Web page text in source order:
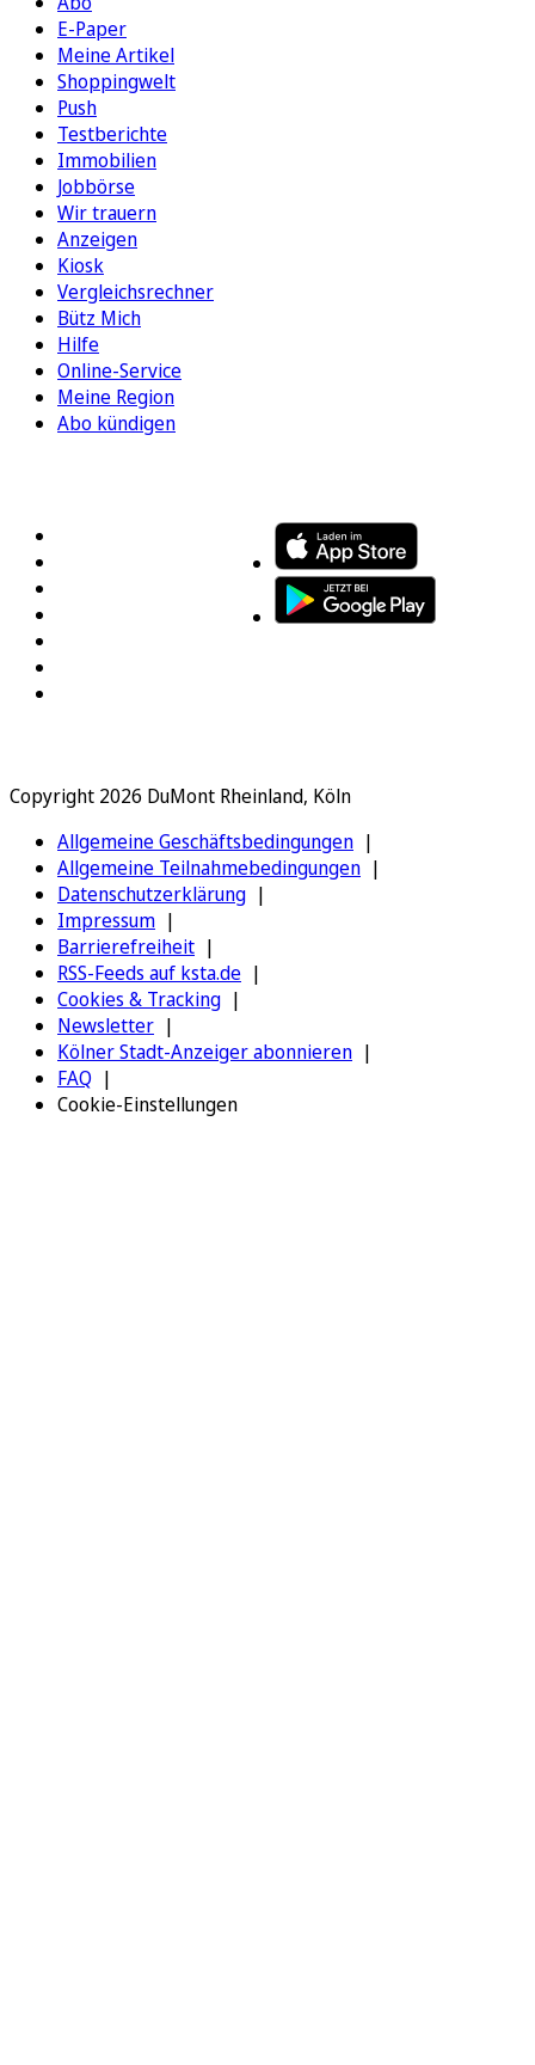
E-Paper
Meine Artikel
Shoppingwelt
Push
Testberichte
Immobilien
Jobbörse
Wir trauern
Anzeigen
Kiosk
Vergleichsrechner
Bütz Mich
Hilfe
Online-Service
Meine Region
Abo kündigen
Copyright 2026 DuMont Rheinland, Köln
Allgemeine Geschäftsbedingungen
Allgemeine Teilnahmebedingungen
Datenschutzerklärung
Impressum
Barrierefreiheit
RSS-Feeds auf ksta.de
Cookies & Tracking
Newsletter
Kölner Stadt-Anzeiger abonnieren
FAQ
Cookie-Einstellungen